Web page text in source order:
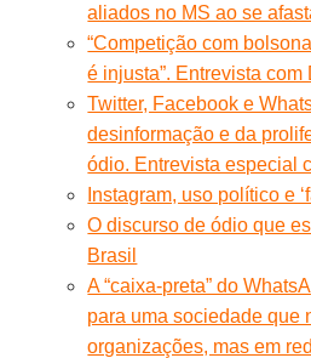
aliados no MS ao se
“Competição com
é injusta”. Entrevista com
Twitter, Facebook e
desinformação e da
ódio. Entrevista especial
Instagram, uso político e
O discurso de ódio que
Brasil
A “caixa-preta” do
para uma sociedade que
organizações, mas em